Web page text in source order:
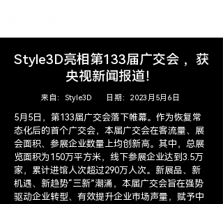
Style3D亮相第133届广交会 ，获
央视新闻报道！
来自：Style3D 日期：2023月5月6日
5月5日，第133届广交会落下帷幕。作为恢复常
态化后的首个广交会，本届广交会在客流量、展
会面积、参展企业数量上均创新高。其中，总展
览面积为150万平方米，线下参展企业达到3.5万
家，累计进馆人次超过290万人次。新展品、新
机遇、新趋势“三新”潮涌，本届广交会旨在强势
驱动企业转型、有效提升企业市场声量，赋予中